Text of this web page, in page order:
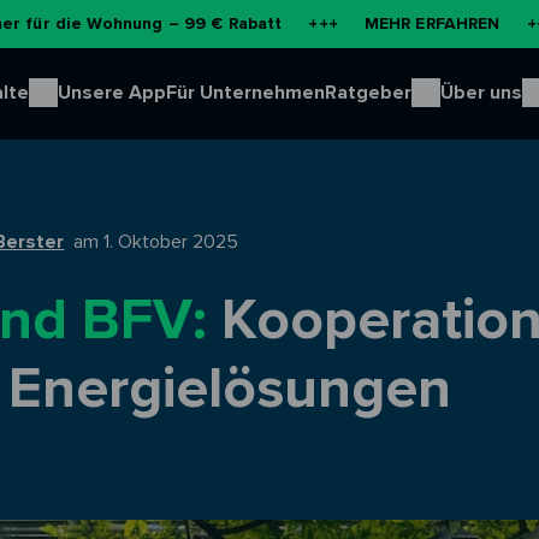
– 99 € Rabatt +++ MEHR ERFAHREN +++ NEU:
Unsere AppFür UnternehmenRatgeber Über uns
am 1. Oktober 2025
BFV: Kooperation